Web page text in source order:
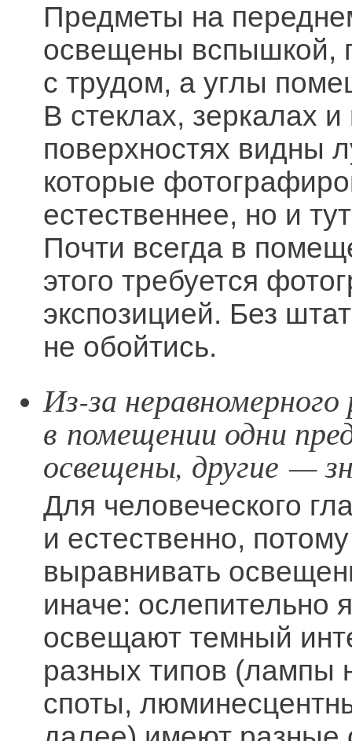
Предметы на
освещены вспышкой,
с трудом, а углы
В стеклах, зеркалах
поверхностях видны
которые
естественнее, но и
Почти всегда в
этого требуется
экспозицией. Без
не обойтись.
Из-за неравномерного
в помещении одни
освещены, другие —
Для человеческого
и естественно,
выравнивать
иначе: ослепительно
освещают темный
разных типов (лампы
споты,